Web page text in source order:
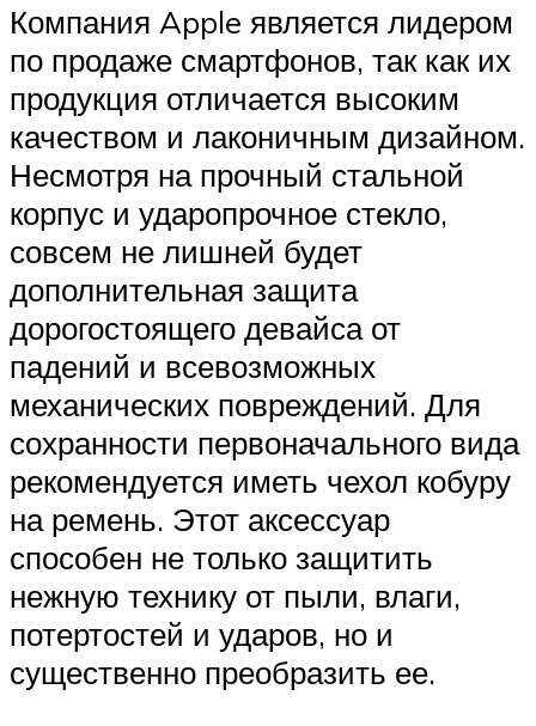
Компания Apple является лидером
по продаже смартфонов, так как их
продукция отличается высоким
качеством и лаконичным дизайном.
Несмотря на прочный стальной
корпус и ударопрочное стекло,
совсем не лишней будет
дополнительная защита
дорогостоящего девайса от
падений и всевозможных
механических повреждений. Для
сохранности первоначального вида
рекомендуется иметь чехол кобуру
на ремень. Этот аксессуар
способен не только защитить
нежную технику от пыли, влаги,
потертостей и ударов, но и
существенно преобразить ее.